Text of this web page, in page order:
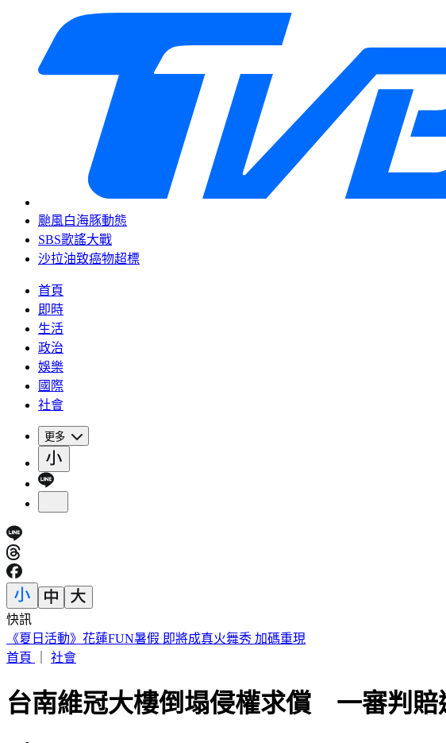
颱風白海豚動態
SBS歌謠大戰
沙拉油致癌物超標
首頁
即時
生活
政治
娛樂
國際
社會
更多
快訊
188萬《龍藏經》賣掉了！大戶不甩7折 店員爆「付現買原價」
首頁
社會
台南維冠大樓倒塌侵權求償 一審判賠